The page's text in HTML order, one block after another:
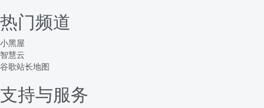
热门频道
小黑屋
智慧云
谷歌站长地图
支持与服务